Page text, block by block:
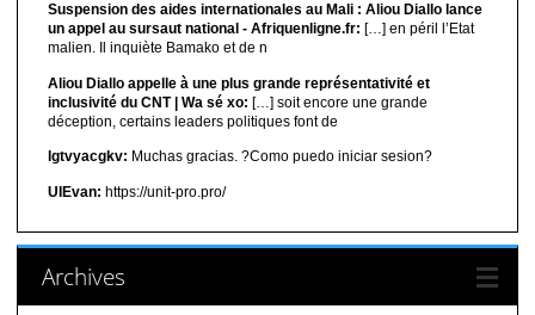
Suspension des aides internationales au Mali : Aliou Diallo lance
un appel au sursaut national - Afriquenligne.fr: […] en péril l’Etat
malien. Il inquiète Bamako et de n
Aliou Diallo appelle à une plus grande représentativité et
inclusivité du CNT | Wa sé xo: […] soit encore une grande
déception, certains leaders politiques font de
lgtvyacgkv: Muchas gracias. ?Como puedo iniciar sesion?
UIEvan: https://unit-pro.pro/
Archives